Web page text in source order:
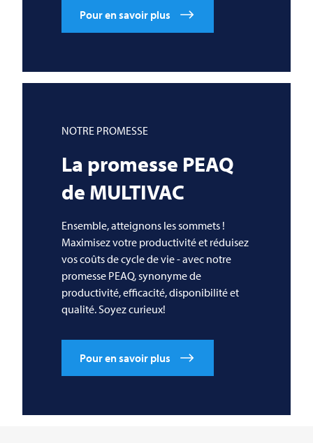
Pour en savoir plus
NOTRE PROMESSE
La promesse PEAQ
de MULTIVAC
Ensemble, atteignons les sommets !
Maximisez votre productivité et réduisez
vos coûts de cycle de vie - avec notre
promesse PEAQ, synonyme de
productivité, efficacité, disponibilité et
qualité. Soyez curieux!
Pour en savoir plus